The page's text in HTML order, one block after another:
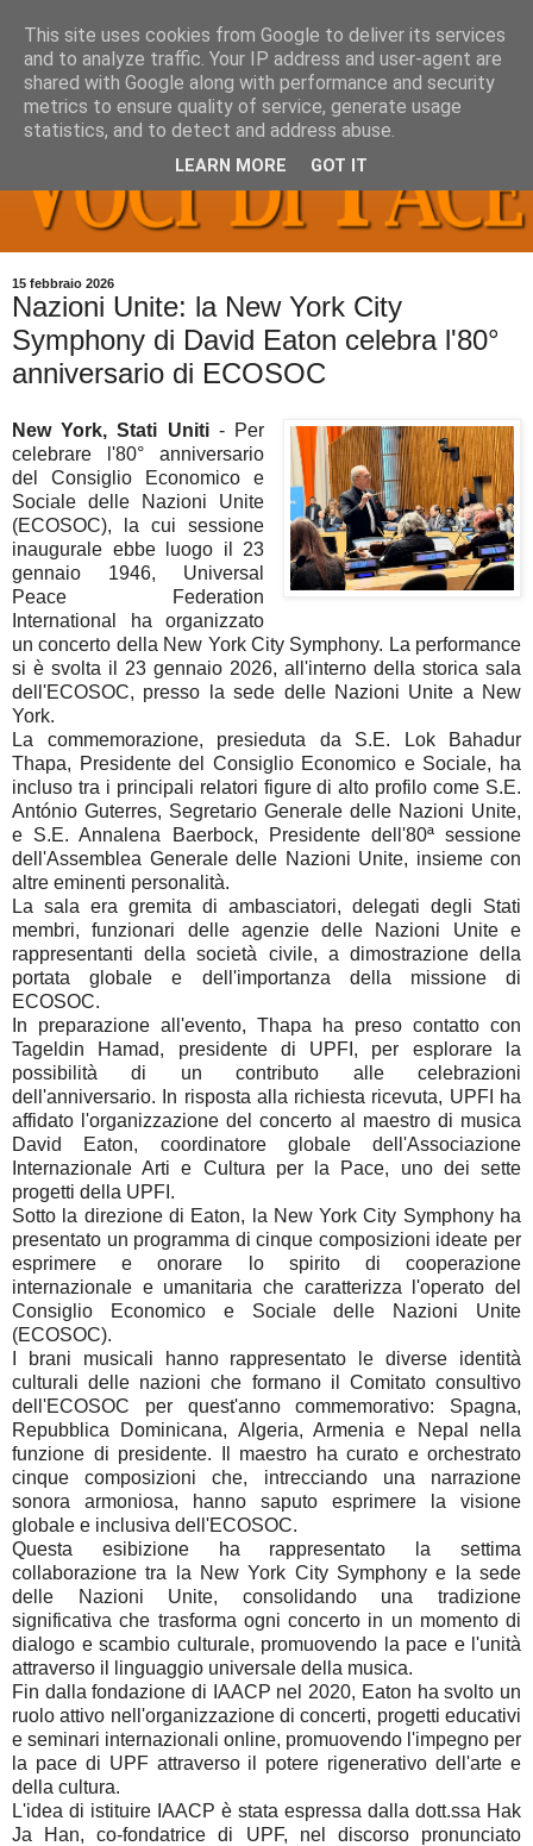
15 febbraio 2026
Nazioni Unite: la New York City
Symphony di David Eaton celebra l'80°
anniversario di ECOSOC
New York, Stati Uniti - Per
celebrare l'80° anniversario
del Consiglio Economico e
Sociale delle Nazioni Unite
(ECOSOC), la cui sessione
inaugurale ebbe luogo il 23
gennaio 1946, Universal
Peace Federation
International ha organizzato
un concerto della New York City Symphony. La performance
si è svolta il 23 gennaio 2026, all'interno della storica sala
dell'ECOSOC, presso la sede delle Nazioni Unite a New
York.
La commemorazione, presieduta da S.E. Lok Bahadur
Thapa, Presidente del Consiglio Economico e Sociale, ha
incluso tra i principali relatori figure di alto profilo come S.E.
António Guterres, Segretario Generale delle Nazioni Unite,
e S.E. Annalena Baerbock, Presidente dell'80ª sessione
dell'Assemblea Generale delle Nazioni Unite, insieme con
altre eminenti personalità.
La sala era gremita di ambasciatori, delegati degli Stati
membri, funzionari delle agenzie delle Nazioni Unite e
rappresentanti della società civile, a dimostrazione della
portata globale e dell'importanza della missione di
ECOSOC.
In preparazione all'evento, Thapa ha preso contatto con
Tageldin Hamad, presidente di UPFI, per esplorare la
possibilità di un contributo alle celebrazioni
dell'anniversario. In risposta alla richiesta ricevuta, UPFI ha
affidato l'organizzazione del concerto al maestro di musica
David Eaton, coordinatore globale dell'Associazione
Internazionale Arti e Cultura per la Pace, uno dei sette
progetti della UPFI.
Sotto la direzione di Eaton, la New York City Symphony ha
presentato un programma di cinque composizioni ideate per
esprimere e onorare lo spirito di cooperazione
internazionale e umanitaria che caratterizza l'operato del
Consiglio Economico e Sociale delle Nazioni Unite
(ECOSOC).
I brani musicali hanno rappresentato le diverse identità
culturali delle nazioni che formano il Comitato consultivo
dell'ECOSOC per quest'anno commemorativo: Spagna,
Repubblica Dominicana, Algeria, Armenia e Nepal nella
funzione di presidente. Il maestro ha curato e orchestrato
cinque composizioni che, intrecciando una narrazione
sonora armoniosa, hanno saputo esprimere la visione
globale e inclusiva dell'ECOSOC.
Questa esibizione ha rappresentato la settima
collaborazione tra la New York City Symphony e la sede
delle Nazioni Unite, consolidando una tradizione
significativa che trasforma ogni concerto in un momento di
dialogo e scambio culturale, promuovendo la pace e l'unità
attraverso il linguaggio universale della musica.
Fin dalla fondazione di IAACP nel 2020, Eaton ha svolto un
ruolo attivo nell'organizzazione di concerti, progetti educativi
e seminari internazionali online, promuovendo l'impegno per
la pace di UPF attraverso il potere rigenerativo dell'arte e
della cultura.
L'idea di istituire IAACP è stata espressa dalla dott.ssa Hak
Ja Han, co-fondatrice di UPF, nel discorso pronunciato
This site uses cookies from Google to deliver its services
and to analyze traffic. Your IP address and user-agent are
shared with Google along with performance and security
metrics to ensure quality of service, generate usage
statistics, and to detect and address abuse.
LEARN MORE GOT IT